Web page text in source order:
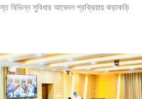
বিভিন্ন সুবিধার আবেদন প্রক্রিয়ায় কড়াকড়ি